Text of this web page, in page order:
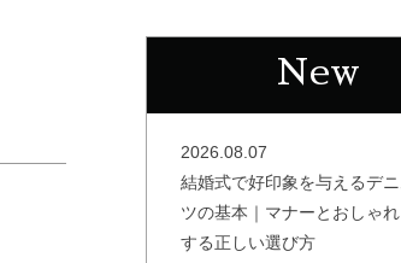
New
2026.08.07
結婚式で好印象を与えるデ
ツの基本｜マナーとおしゃ
する正しい選び方